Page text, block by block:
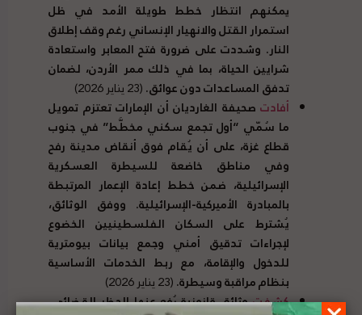
يمكنهم انتظار خطط طويلة الأمد في ظل
استمرار القتل والانهيار الإنساني رغم وقف إطلاق
النار. وشددت على ضرورة فتح المعابر واستعادة
شرايين الحياة، بما في ذلك ممر الأردن، لضمان
تدفق المساعدات دون عوائق.(23 يناير 2026)
أفادت صحيفة الغارديان أن الإمارات تعتزم تمويل
ما سُمّي “أول تجمع سكني مخطَّط” في جنوب
قطاع غزة، على أن يُقام فوق أنقاض مدينة رفح
وفي مناطق خاضعة للسيطرة العسكرية
الإسرائيلية، ضمن خطط إعادة الإعمار المرتبطة
بالمبادرة الأميركية-الإسرائيلية. ووفق الوثائق،
يُشترط على السكان الفلسطينيين الخضوع
لإجراءات تدقيق أمني وجمع بيانات بيومترية
للدخول والإقامة، مع ربط الخدمات الأساسية
بنظام مراقبة وسيطرة.(23 يناير 2026)
كشفتوثائق قانونية رُفع عنها الحظر القضائي،